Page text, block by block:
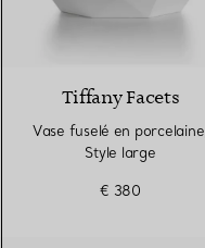
Tiffany Facets
Vase fuselé en porcelaine,
Style large
€ 380